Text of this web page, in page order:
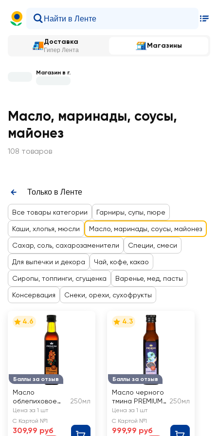
Доставка
Гипер Лента
Магазины
Магазин в г.
Масло, маринады, соусы,
майонез
108 товаров
Только в Ленте
Все товары категории Гарниры, супы, пюре
Каши, хлопья, мюсли Масло, маринады, соусы, майонез
Сахар, соль, сахарозаменители Специи, смеси
Для выпечки и декора Чай, кофе, какао
Сиропы, топпинги, сгущенка Варенье, мед, пасты
Консервация Снеки, орехи, сухофрукты
Баллы за отзыв
4.6
Масло
облепиховое
PREMIUM CLUB
рафинированно
е, смесь
250мл
Цена за 1 шт
С Картой №1
309,99 руб
Баллы за отзыв
4.3
Масло черного
тмина PREMIUM
CLUB
250мл
Цена за 1 шт
С Картой №1
999,99 руб